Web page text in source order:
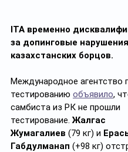
ITA временно
за допинговые
казахстанских борцов.
Международное агентство
тестированию объявило,
самбиста из РК не прошли
тестирование. Жалгас
Жумагалиев (79 кг) и
Габдулманап (+98 кг)